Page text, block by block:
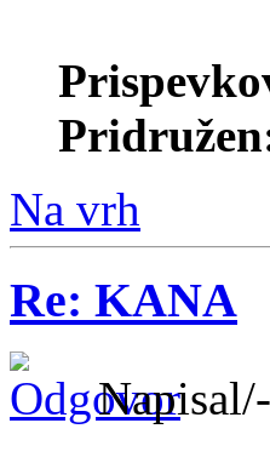
Na vrh
Re: KANA